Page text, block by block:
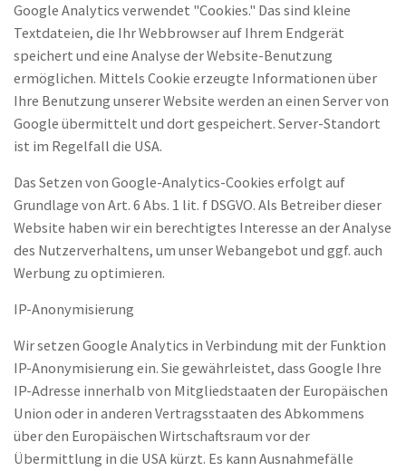
Google Analytics verwendet "Cookies." Das sind kleine
Textdateien, die Ihr Webbrowser auf Ihrem Endgerät
speichert und eine Analyse der Website-Benutzung
ermöglichen. Mittels Cookie erzeugte Informationen über
Ihre Benutzung unserer Website werden an einen Server von
Google übermittelt und dort gespeichert. Server-Standort
ist im Regelfall die USA.
Das Setzen von Google-Analytics-Cookies erfolgt auf
Grundlage von Art. 6 Abs. 1 lit. f DSGVO. Als Betreiber dieser
Website haben wir ein berechtigtes Interesse an der Analyse
des Nutzerverhaltens, um unser Webangebot und ggf. auch
Werbung zu optimieren.
IP-Anonymisierung
Wir setzen Google Analytics in Verbindung mit der Funktion
IP-Anonymisierung ein. Sie gewährleistet, dass Google Ihre
IP-Adresse innerhalb von Mitgliedstaaten der Europäischen
Union oder in anderen Vertragsstaaten des Abkommens
über den Europäischen Wirtschaftsraum vor der
Übermittlung in die USA kürzt. Es kann Ausnahmefälle